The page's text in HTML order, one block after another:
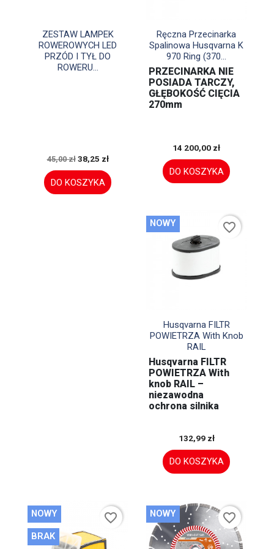
Szybki podgląd
ZESTAW LAMPEK
ROWEROWYCH LED
PRZÓD I TYŁ DO
ROWERU...
45,00 zł 38,25 zł
DO KOSZYKA
Szybki podgląd
Ręczna Przecinarka
Spalinowa Husqvarna K
970 Ring (370...
PRZECINARKA NIE
POSIADA TARCZY,
GŁĘBOKOŚĆ CIĘCIA
270mm
14 200,00 zł
DO KOSZYKA
Szybki podgląd
Husqvarna FILTR
POWIETRZA With Knob
RAIL
Husqvarna FILTR
POWIETRZA With
knob RAIL –
niezawodna
ochrona silnika
132,99 zł
DO KOSZYKA
NOWY favorite_border
NOWY
BRAK
favorite_border NOWY favorite_border